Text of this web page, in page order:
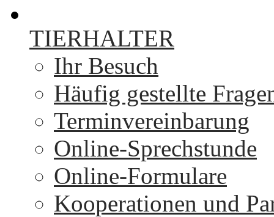
TIERHALTER
Ihr Besuch
Häufig gestellte
Terminvereinbarung
Online-Sprechstunde
Online-Formulare
Kooperationen und